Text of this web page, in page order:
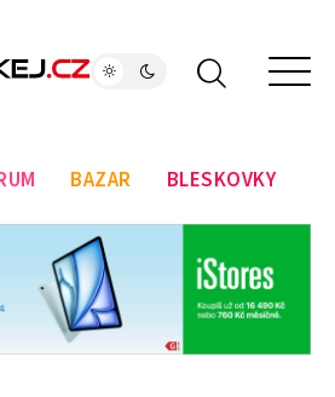
BAZAR BLESKOVKY